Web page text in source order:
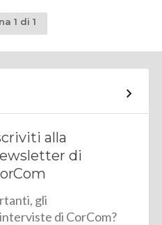
1 di 1
alla
di
gli
di CorCom?